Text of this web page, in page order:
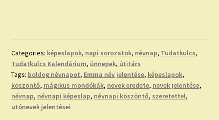
Categories: képeslapok, napi sorozatok, névnap, Tudatkulcs,
Tudatkulcs Kalendárium, ünnepek, útitárs
Tags: boldog névnapot, Emma név jelentése, képeslapok,
köszöntő, mágikus mondókák, nevek eredete, nevek jelentése,
névnap, névnapi képeslap, névnapi köszöntő, szeretettel,
utónevek jelentései